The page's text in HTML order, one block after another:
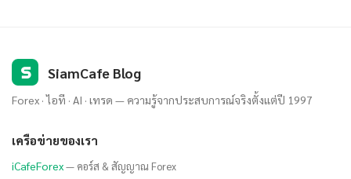
S SiamCafe Blog
Forex · ไอที · AI · เทรด — ความรู้จากประสบการณ์จริงตั้งแต่ปี 1997
เครือข่ายของเรา
iCafeForex— คอร์ส & สัญญาณ Forex